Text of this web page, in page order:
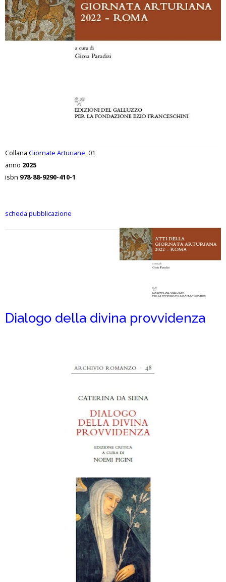
Collana Giornate Arturiane, 01
anno 2025
isbn 978-88-9290-410-1
scheda pubblicazione
Dialogo della divina provvidenza